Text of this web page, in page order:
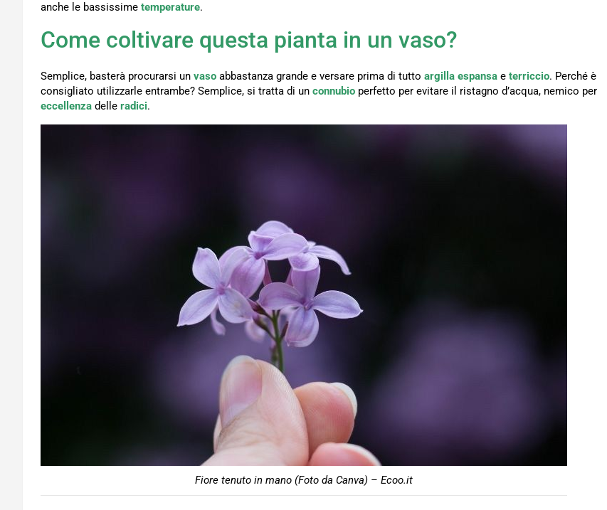
anche le bassissime temperature.
Come coltivare questa pianta in un vaso?
Semplice, basterà procurarsi un vaso abbastanza grande e versare prima di tutto argilla espansa e terriccio. Perché è
consigliato utilizzarle entrambe? Semplice, si tratta di un connubio perfetto per evitare il ristagno d’acqua, nemico per
eccellenza delle radici.
Fiore tenuto in mano (Foto da Canva) – Ecoo.it